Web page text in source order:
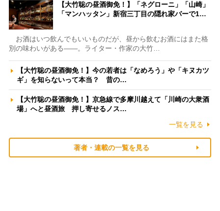
【大竹聡の昼酒御免！】「ネグローニ」「山崎」
「マンハッタン」新宿三丁目の隠れ家バーで1…
お酒はいつ飲んでもいいものだが、昼から飲むお酒にはまた格
別の味わいがある――。ライター・作家の大竹…
【大竹聡の昼酒御免！】今の若者は「なめろう」や「キヌカツ
ギ」を知らないって本当？ 昔の…
【大竹聡の昼酒御免！】京急線で多摩川越えて「川崎の大衆酒
場」へと昼酒旅 押し寄せるノス…
一覧を見る
著者・連載の一覧を見る